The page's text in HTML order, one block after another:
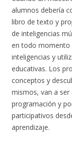
alumnos debería
libro de texto y
de inteligencias
en todo momento
inteligencias y
educativas. Los
conceptos y
mismos, van a ser
programación y
participativos
aprendizaje.